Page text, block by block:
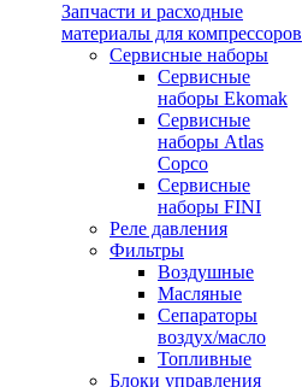
Запчасти и расходные
материалы для компрессоров
Cервисные наборы
Сервисные
наборы Ekomak
Cервисные
наборы Atlas
Copco
Сервисные
наборы FINI
Реле давления
Фильтры
Воздушные
Масляные
Сепараторы
воздух/масло
Топливные
Блоки управления